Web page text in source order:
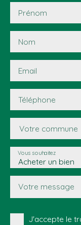
Prénom
Nom
Email
Téléphone
Votre commune
Acheter un bien
Vous souhaitez
Votre message
J'accepte le